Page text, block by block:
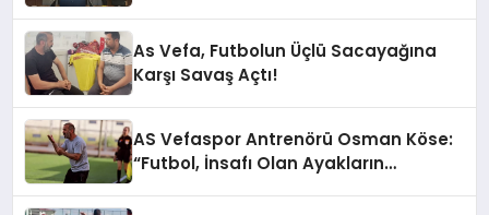
As Vefa, Futbolun Üçlü Sacayağına
Karşı Savaş Açtı!
AS Vefaspor Antrenörü Osman Köse:
“Futbol, İnsafı Olan Ayakların